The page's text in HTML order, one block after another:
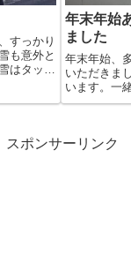
すっかり
も意外と
はタップ
年末年始
ました
年末年始、
いただきま
います。一
してくれて
スポンサーリンク